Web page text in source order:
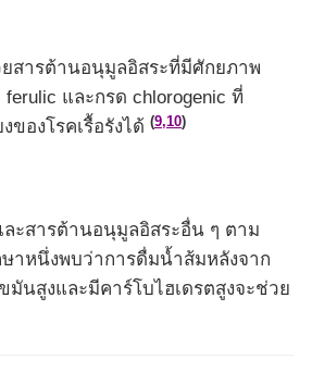
สารต้านอนุมูลอิสระที่มีศักยภาพ
และกรด chlorogenic ที่
ของโรคเรื้อรังได้ (9,10)
ะสารต้านอนุมูลอิสระอื่น ๆ ตาม
าหนึ่งพบว่าการดื่มน้ำส้มหลังจาก
นสูงและมีคาร์โบไฮเดรตสูงจะช่วย